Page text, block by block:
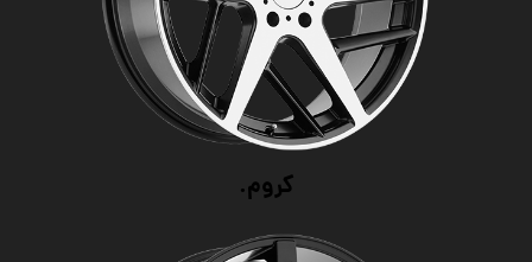
کروم.